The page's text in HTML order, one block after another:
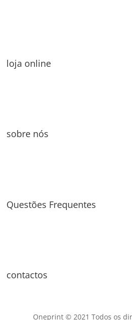
loja online
sobre nós
Questões Frequentes
contactos
Oneprint © 2021 Todos os